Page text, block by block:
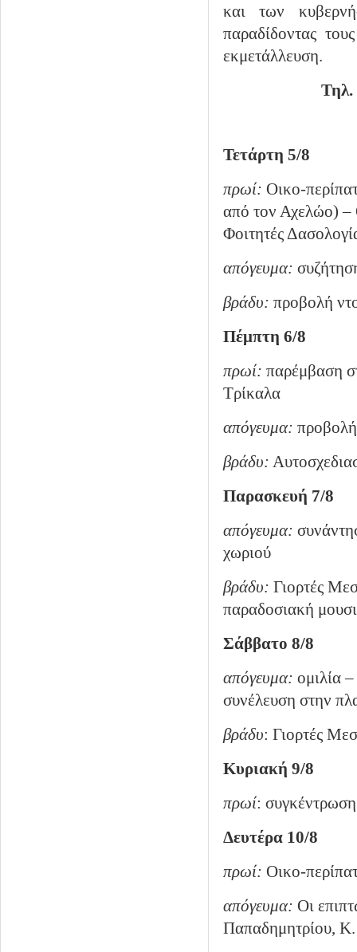
και των
παραδίδοντας
εκμετάλλευση.
Τηλ.
Τετάρτη 5/8
πρωί: Οικο-
από τον Αχελώο) –
Φοιτητές
απόγευμα:
βράδυ: προβολή
Πέμπτη 6/8
πρωί: παρέμβαση
Τρίκαλα
απόγευμα: προβολή
βράδυ:
Παρασκευή 7/8
απόγευμα:
χωριού
βράδυ: Γιορτές
παραδοσιακή
Σάββατο 8/8
απόγευμα: ομιλία
συνέλευση στην
βράδυ: Γιορτές
Κυριακή 9/8
πρωί:
Δευτέρα 10/8
πρωί: Οικο-
απόγευμα: Οι
Παπαδημητρίου,